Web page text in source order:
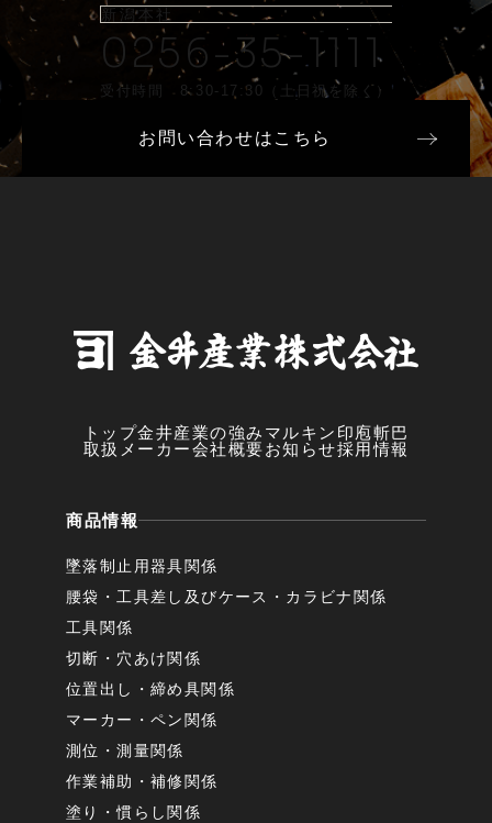
新潟本社
0256-35-1111
受付時間 8:30-17:30（土日祝を除く）
お問い合わせはこちら
トップ金井産業の強み マルキン印 庖斬巴
取扱メーカー会社概要お知らせ採用情報
商品情報
墜落制止用器具関係
腰袋・工具差し及びケース・カラビナ関係
工具関係
切断・穴あけ関係
位置出し・締め具関係
マーカー・ペン関係
測位・測量関係
作業補助・補修関係
塗り・慣らし関係